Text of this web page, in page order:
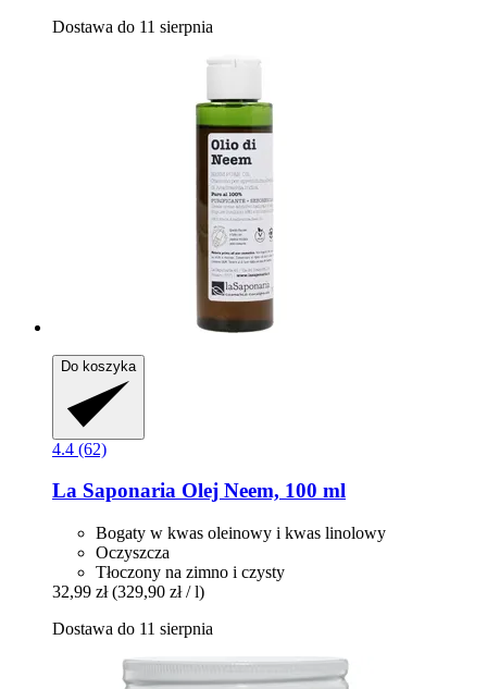
Dostawa do 11 sierpnia
Do koszyka
4.4 (62)
La Saponaria Olej Neem, 100 ml
Bogaty w kwas oleinowy i kwas linolowy
Oczyszcza
Tłoczony na zimno i czysty
32,99 zł (329,90 zł / l)
Dostawa do 11 sierpnia